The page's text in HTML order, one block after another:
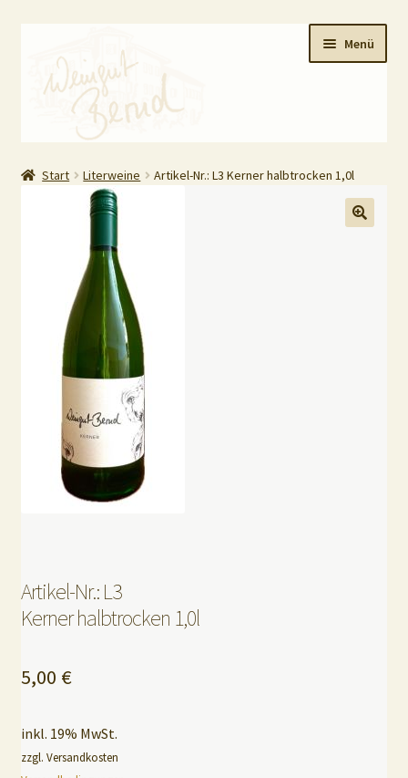
Navigation
springen
Inhalt
springen
Menü
HOME
AGB / Impressum
Datenschutz
Barrierefreiheit
Start Literweine Artikel-Nr.: L3 Kerner halbtrocken 1,0l
Artikel-Nr.: L3
Kerner halbtrocken 1,0l
5,00 €
inkl. 19% MwSt.
zzgl. Versandkosten